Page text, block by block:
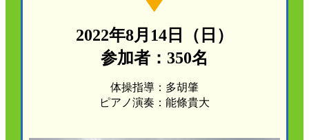
入院保険金・手術保険金のご請求
【まずはご相談ください】企業経営でお悩みの方はこ
法人のお客さま向け商品一覧
かんぽ生命の団体取扱い
かんぽのLifeサポートナビ
かんぽ生命について
かんぽ生命について
2022年8月14日（日）
参加者：350名
体操指導：多胡肇
ピアノ演奏：能條貴大